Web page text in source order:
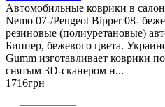
Автомобильные коврики в
Nemo 07-/Peugeot Bipper 08-
резиновые (полиуретановые)
Биппер, бежевого цвета.
Gumm изготавливает коврики
снятым 3D-сканером н...
1716грн